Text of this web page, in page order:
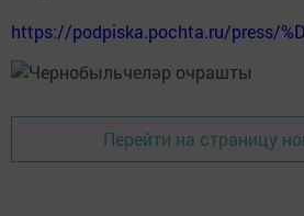
https://podpiska.pochta.ru/press/
Перейти на страницу